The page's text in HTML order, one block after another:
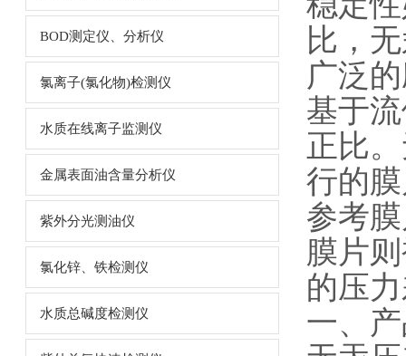
BOD测定仪、分析仪
氯离子(氯化物)检测仪
水质在线离子监测仪
金属表面油含量分析仪
紫外分光测油仪
氯化锌、铁检测仪
水质总碱度检测仪
比，
广泛
基于
正比
行的
参考
膜片
的压
一、